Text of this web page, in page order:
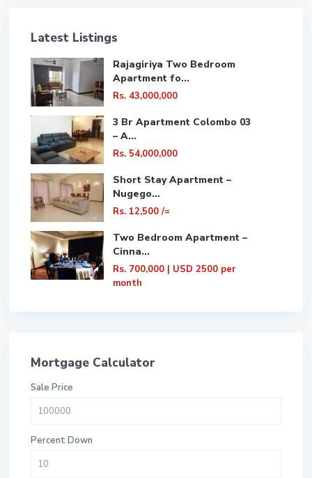
Latest Listings
Rajagiriya Two Bedroom
Apartment fo...
Rs. 43,000,000
3 Br Apartment Colombo 03
– A...
Rs. 54,000,000
Short Stay Apartment –
Nugego...
Rs. 12,500/=
Two Bedroom Apartment –
Cinna...
Rs. 700,000 | USD 2500 per
month
Mortgage Calculator
Sale Price
Percent Down